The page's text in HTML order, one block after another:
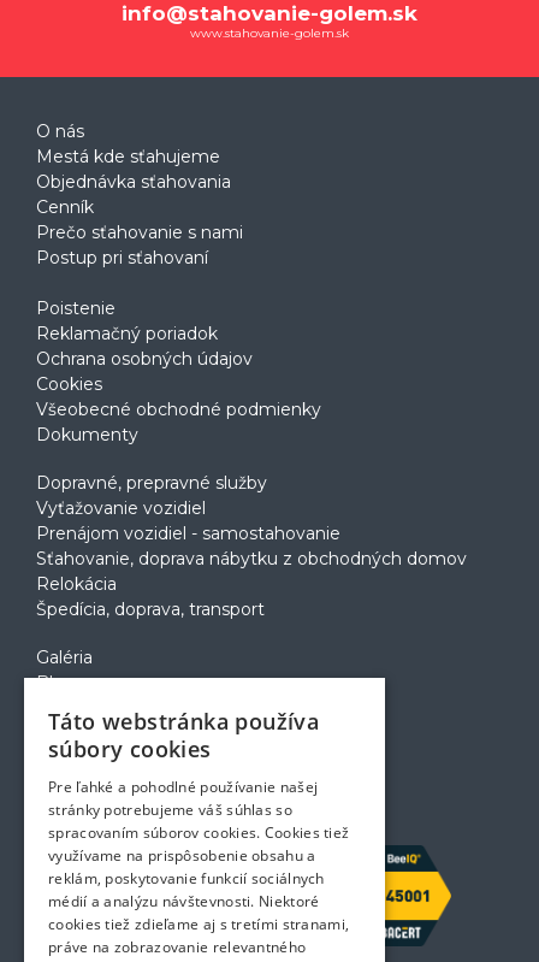
info@stahovanie-golem.sk
www.stahovanie-golem.sk
O nás
Mestá kde sťahujeme
Objednávka sťahovania
Cenník
Prečo sťahovanie s nami
Postup pri sťahovaní
Poistenie
Reklamačný poriadok
Ochrana osobných údajov
Cookies
Všeobecné obchodné podmienky
Dokumenty
Dopravné, prepravné služby
Vyťažovanie vozidiel
Prenájom vozidiel - samostahovanie
Sťahovanie, doprava nábytku z obchodných domov
Relokácia
Špedícia, doprava, transport
Galéria
Blog
Voľné pozície
Zapožičanie krabíc
Rady a tipy pri sťahovaní
Prepravný poriadok
Kontakt
Táto webstránka používa
súbory cookies
Pre ľahké a pohodlné používanie našej
stránky potrebujeme váš súhlas so
spracovaním súborov cookies. Cookies tiež
využívame na prispôsobenie obsahu a
reklám, poskytovanie funkcií sociálnych
médií a analýzu návštevnosti. Niektoré
cookies tiež zdieľame aj s tretími stranami,
práve na zobrazovanie relevantného